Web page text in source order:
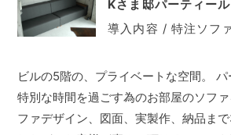
Kさま邸パーティー
導入内容 / 特注ソフ
ビルの5階の、プライベートな空間。 パ
特別な時間を過ごす為のお部屋のソフ
ファデザイン、図面、実製作、納品ま